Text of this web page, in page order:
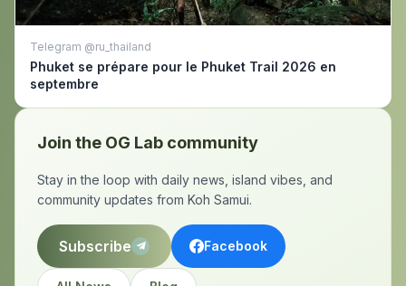
Telegram @ru_thailand
Phuket se prépare pour le Phuket Trail 2026 en
septembre
Join the OG Lab community
Stay in the loop with daily news, island vibes, and
community updates from Koh Samui.
Subscribe Facebook